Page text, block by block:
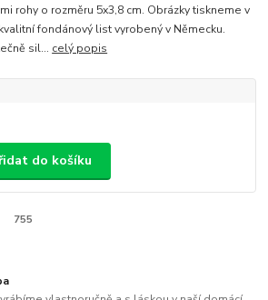
rohy o rozměru 5x3,8 cm. Obrázky tiskneme v
fondánový list vyrobený v Německu.
sil... celý popis
do košíku
755